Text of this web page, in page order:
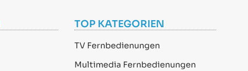
TOP KATEGORIEN
TV Fernbedienungen
Multimedia Fernbedienungen